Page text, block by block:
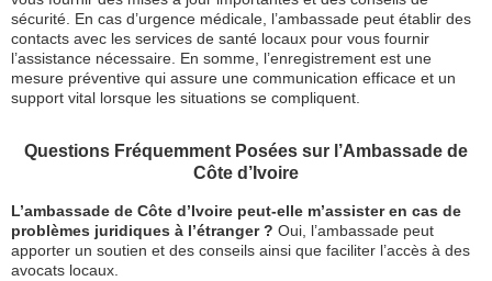
sécurité. En cas d’urgence médicale, l’ambassade peut établir des
contacts avec les services de santé locaux pour vous fournir
l’assistance nécessaire. En somme, l’enregistrement est une
mesure préventive qui assure une communication efficace et un
support vital lorsque les situations se compliquent.
Questions Fréquemment Posées sur l’Ambassade de
Côte d’Ivoire
L’ambassade de Côte d’Ivoire peut-elle m’assister en cas de
problèmes juridiques à l’étranger ? Oui, l’ambassade peut
apporter un soutien et des conseils ainsi que faciliter l’accès à des
avocats locaux.